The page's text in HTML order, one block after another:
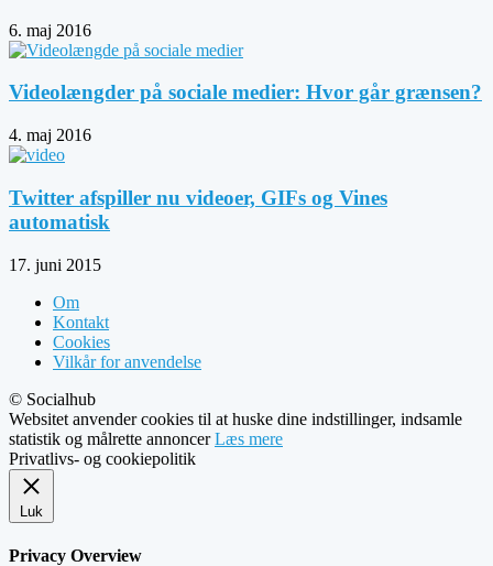
6. maj 2016
Videolængder på sociale medier: Hvor går grænsen?
4. maj 2016
Twitter afspiller nu videoer, GIFs og Vines
automatisk
17. juni 2015
Om
Kontakt
Cookies
Vilkår for anvendelse
© Socialhub
Websitet anvender cookies til at huske dine indstillinger, indsamle
statistik og målrette annoncerLæs mere
Privatlivs- og cookiepolitik
Luk
Privacy Overview